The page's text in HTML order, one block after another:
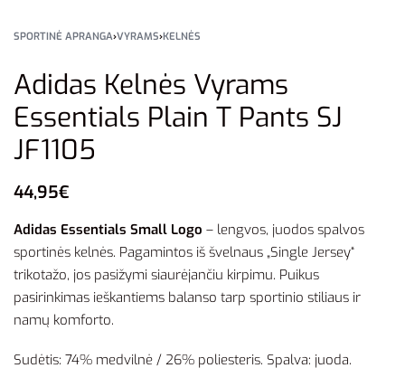
SPORTINĖ APRANGA›VYRAMS›KELNĖS
Adidas Kelnės Vyrams
Essentials Plain T Pants SJ
JF1105
44,95€
Adidas Essentials Small Logo – lengvos, juodos spalvos
sportinės kelnės. Pagamintos iš švelnaus „Single Jersey“
trikotažo, jos pasižymi siaurėjančiu kirpimu. Puikus
pasirinkimas ieškantiems balanso tarp sportinio stiliaus ir
namų komforto.
Sudėtis: 74% medvilnė / 26% poliesteris. Spalva: juoda.